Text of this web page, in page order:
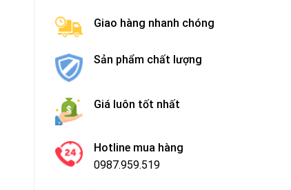
Giao hàng nhanh chóng
Sản phẩm chất lượng
Giá luôn tốt nhất
Hotline mua hàng
0987.959.519